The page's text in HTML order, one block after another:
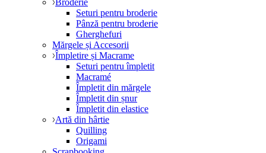
Broderie
Seturi pentru broderie
Pânză pentru broderie
Gherghefuri
Mărgele și Accesorii
Împletire și Macrame
Seturi pentru împletit
Macramé
Împletit din mărgele
Împletit din șnur
Împletit din elastice
Artă din hârtie
Quilling
Origami